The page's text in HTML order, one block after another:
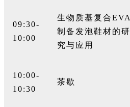
09:30-
10:00
生物质基复合EVA
制备发泡鞋材的研
究与应用
10:00-
10:30
茶歇